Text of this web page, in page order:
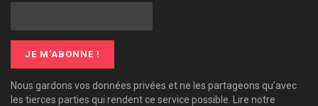
Nous gardons vos données privées et ne les partageons qu’avec
les tierces parties qui rendent ce service possible. Lire notre